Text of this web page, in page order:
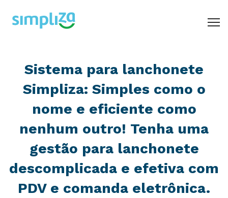
administrativo
cardápio digital
comanda eletrônica
frente de caixa - pdv
integrações
mesa
Sistema para lanchonete
Simpliza: Simples como o
nome e eficiente como
nenhum outro! Tenha uma
gestão para lanchonete
descomplicada e efetiva com
PDV e comanda eletrônica.